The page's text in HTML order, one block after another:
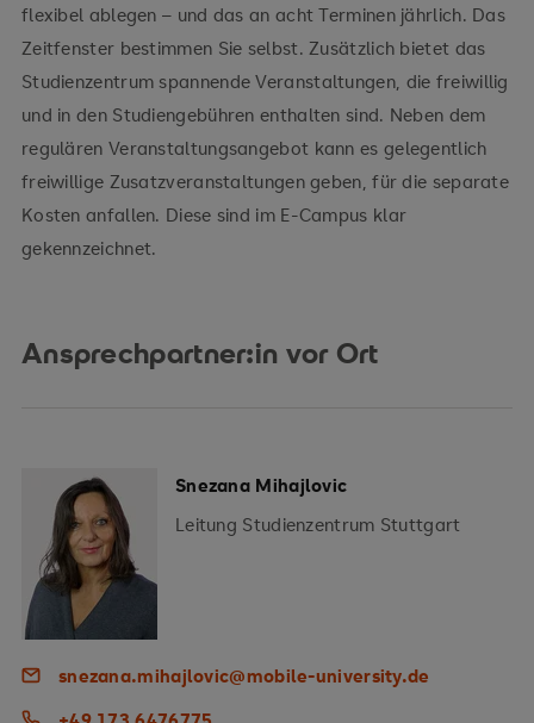
flexibel ablegen – und das an acht Terminen jährlich. Das
Zeitfenster bestimmen Sie selbst. Zusätzlich bietet das
Studienzentrum spannende Veranstaltungen, die freiwillig
und in den Studiengebühren enthalten sind. Neben dem
regulären Veranstaltungsangebot kann es gelegentlich
freiwillige Zusatzveranstaltungen geben, für die separate
Kosten anfallen. Diese sind im E-Campus klar
gekennzeichnet.
Ansprechpartner:in vor Ort
Snezana Mihajlovic
Leitung Studienzentrum Stuttgart
snezana.mihajlovic@mobile-university.de